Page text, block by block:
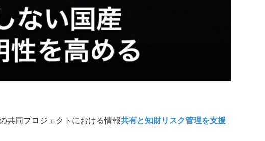
共同プロジェクトにおける情報共有と知財リスク管理を支援